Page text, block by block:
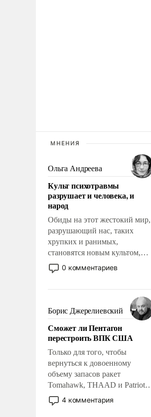
МНЕНИЯ
Ольга Андреева
Культ психотравмы
разрушает и человека, и
народ
Обиды на этот жестокий мир,
разрушающий нас, таких
хрупких и ранимых,
становятся новым культом,
постепенно вытесняя и
отменяя традиционное
мужественным и твердым под
ударами судьбы, брать на себя
ответственность, помогать
слабым, идти вперед и
адаптироваться.
0 комментариев
Борис Джерелиевский
Сможет ли Пентагон
перестроить ВПК США
Только для того, чтобы
вернуться к довоенному
объему запасов ракет
Tomahawk, THAAD и Patriot
США потребуется более трех
лет. Даже небольшая война с
4 комментария